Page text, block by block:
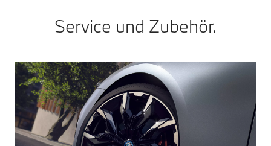
Service und Zubehör.